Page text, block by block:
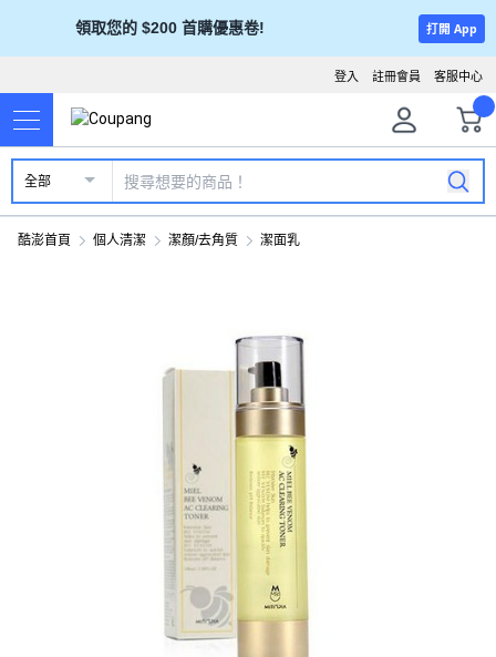
領取您的 $200 首購優惠卷! 打開 App
客服中心
註冊會員
登入
全部
酷澎首頁 個人清潔 潔顏/去角質 潔面乳